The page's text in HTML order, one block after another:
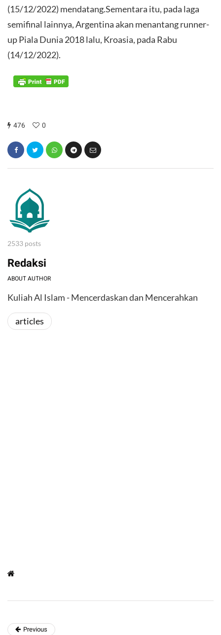
(15/12/2022) mendatang.Sementara itu, pada laga
semifinal lainnya, Argentina akan menantang runner-
up Piala Dunia 2018 lalu, Kroasia, pada Rabu
(14/12/2022).
476 0
2533 posts
Redaksi
ABOUT AUTHOR
Kuliah Al Islam - Mencerdaskan dan Mencerahkan
articles
Previous